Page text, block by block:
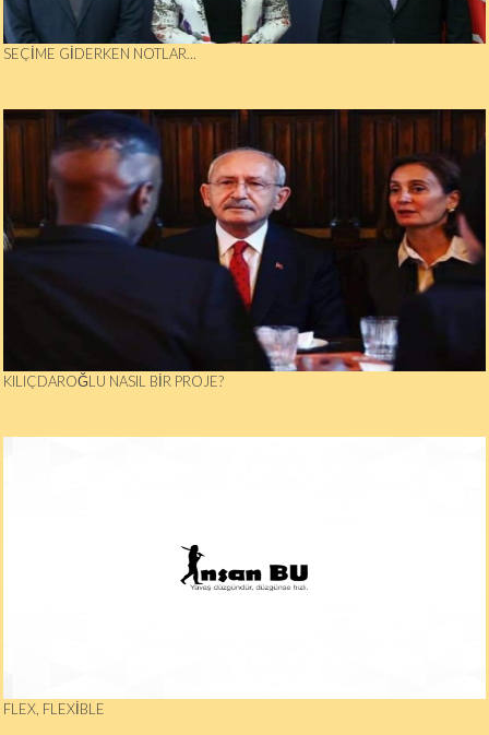
SEÇIME GIDERKEN NOTLAR...
KILIÇDAROĞLU NASIL BIR PROJE?
FLEX, FLEXIBLE